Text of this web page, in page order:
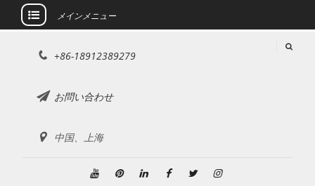
メインメニュー
+86-18912389279
お問い合わせ
中国、上海